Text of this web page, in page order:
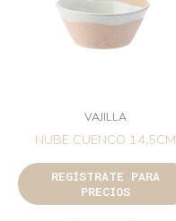
VAJILLA
NUBE CUENCO 14,5CM
REGÍSTRATE PARA
PRECIOS